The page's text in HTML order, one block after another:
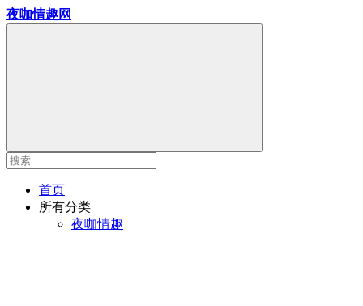
夜咖情趣网
首页
所有分类
夜咖情趣